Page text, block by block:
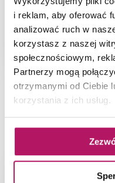
i reklam, aby oferować
analizować ruch w
korzystasz z naszej
społecznościowym,
Partnerzy mogą
otrzymanymi od Ciebie
korzystania z ich usług.
DODAJ DO
Dostępność:23
PRODUKTY Z